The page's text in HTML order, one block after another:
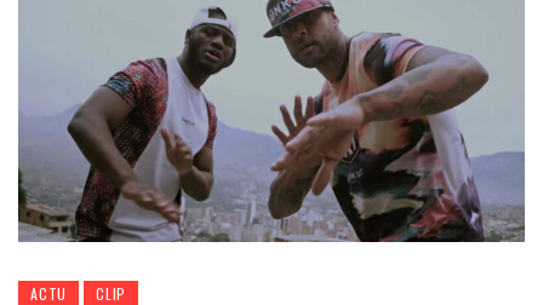
ACTU CLIP